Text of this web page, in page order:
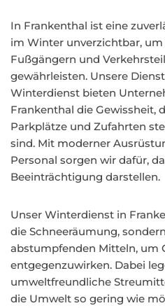
In Frankenthal ist eine
im Winter unverzichtbar,
Fußgängern und
gewährleisten. Unsere
Winterdienst bieten
Frankenthal die Gewissheit,
Parkplätze und Zufahrten
sind. Mit moderner
Personal sorgen wir dafür,
Beeinträchtigung darstellen.
Unser Winterdienst in
die Schneeräumung,
abstumpfenden Mitteln, um
entgegenzuwirken. Dabei
umweltfreundliche
die Umwelt so gering wie